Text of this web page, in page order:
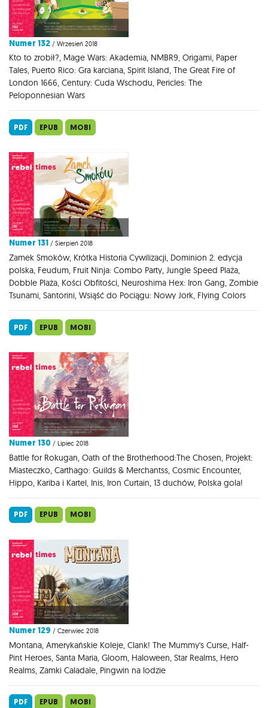
Numer 132 / Wrzesień 2018
Kto to zrobił?, Mage Wars: Akademia, NMBR9, Origami, Paper
Tales, Puerto Rico: Gra karciana, Spirit Island, The Great Fire of
London 1666, Century: Cuda Wschodu, Pericles: The
Peloponnesian Wars
PDF EPUB MOBI
Numer 131 / Sierpień 2018
Zamek Smoków, Krótka Historia Cywilizacji, Dominion 2. edycja
polska, Feudum, Fruit Ninja: Combo Party, Jungle Speed Plaża,
Dobble Plaża, Kości Obfitości, Neuroshima Hex: Iron Gang, Zombie
Tsunami, Santorini, Wsiąść do Pociągu: Nowy Jork, Flying Colors
PDF EPUB MOBI
Numer 130 / Lipiec 2018
Battle for Rokugan, Oath of the Brotherhood:The Chosen, Projekt:
Miasteczko, Carthago: Guilds & Merchantss, Cosmic Encounter,
Hippo, Kariba i Kartel, Inis, Iron Curtain, 13 duchów, Polska gola!
PDF EPUB MOBI
Numer 129 / Czerwiec 2018
Montana, Amerykańskie Koleje, Clank! The Mummy's Curse, Half-
Pint Heroes, Santa Maria, Gloom, Haloween, Star Realms, Hero
Realms, Zamki Caladale, Pingwin na lodzie
PDF EPUB MOBI